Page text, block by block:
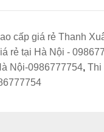
cấp giá rẻ Thanh
rẻ tại Hà Nội -
Nội-0986777754, Thi